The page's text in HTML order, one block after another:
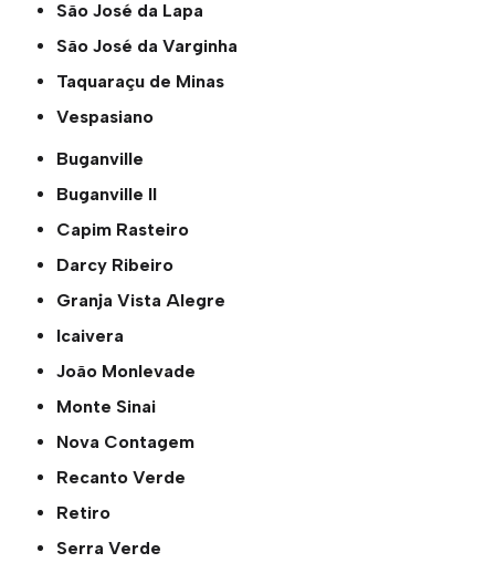
São José da Lapa
São José da Varginha
Taquaraçu de Minas
Vespasiano
Buganville
Buganville ll
Capim Rasteiro
Darcy Ribeiro
Granja Vista Alegre
Icaivera
João Monlevade
Monte Sinai
Nova Contagem
Recanto Verde
Retiro
Serra Verde